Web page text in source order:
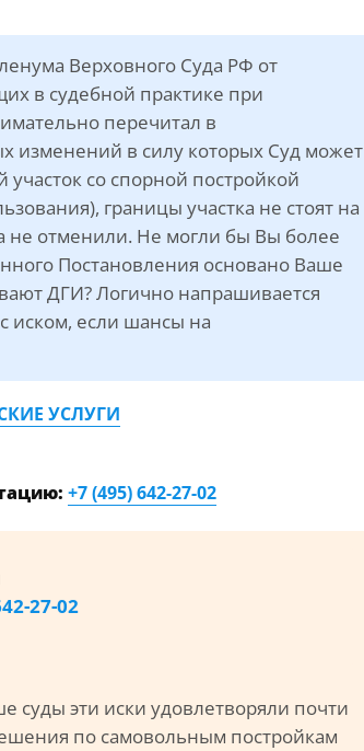
Верховного Суда РФ от
в судебной практике при
перечитал в
изменений в силу которых Суд может
со спорной постройкой
границы участка не стоят на
не отменили. Не могли бы Вы более
Постановления основано Ваше
ДГИ? Логично напрашивается
иском, если шансы на
УСЛУГИ
+7 (495) 642-27-02
27-02
суды эти иски удовлетворяли почти
по самовольным постройкам